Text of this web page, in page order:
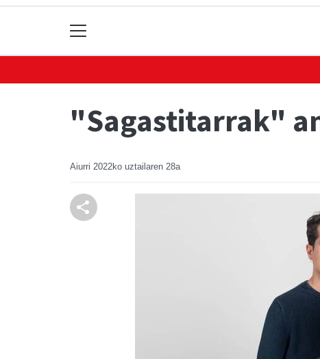
"Sagastitarrak"
Aiurri 2022ko uztailaren 28a